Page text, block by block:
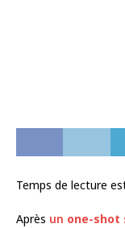
Temps de lecture
Après un one-shot